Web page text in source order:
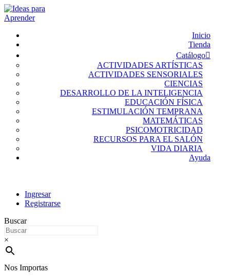
Inicio
Tienda
Catálogo
ACTIVIDADES ARTÍSTICAS
ACTIVIDADES SENSORIALES
CIENCIAS
DESARROLLO DE LA INTELIGENCIA
EDUCACIÓN FÍSICA
ESTIMULACIÓN TEMPRANA
MATEMÁTICAS
PSICOMOTRICIDAD
RECURSOS PARA EL SALÓN
VIDA DIARIA
Ayuda
Ingresar
Registrarse
Buscar
×
Nos Importas